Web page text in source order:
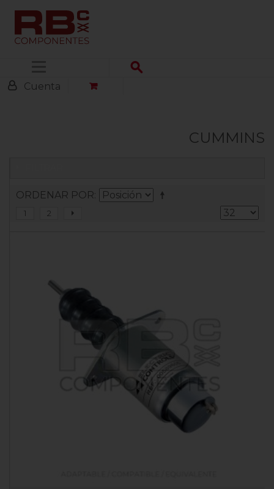
Cuenta
CUMMINS
ORDENAR POR
1 2